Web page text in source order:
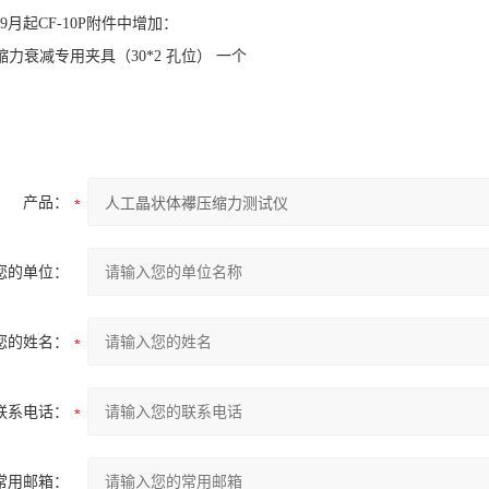
月起CF-10P附件中增加：
力衰减专用夹具（30*2 孔位） 一个
产品：
的单位：
的姓名：
系电话：
用邮箱：